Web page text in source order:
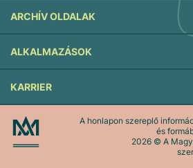
ARCHÍV OLDALAK
ALKALMAZÁSOK
KARRIER
A honlapon szereplő
és
2026 © A